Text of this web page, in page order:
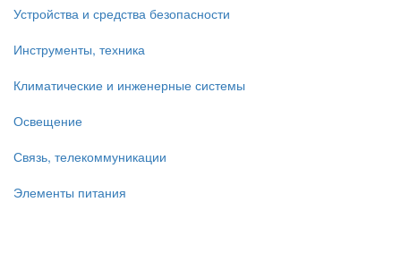
Устройства и средства безопасности
Инструменты, техника
Климатические и инженерные системы
Освещение
Связь, телекоммуникации
Элементы питания